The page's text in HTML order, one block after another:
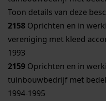
Toon details van deze
2158 Oprichten en in
vereniging met kleed
1993
2159 Oprichten en in
tuinbouwbedrijf met
1994-1995